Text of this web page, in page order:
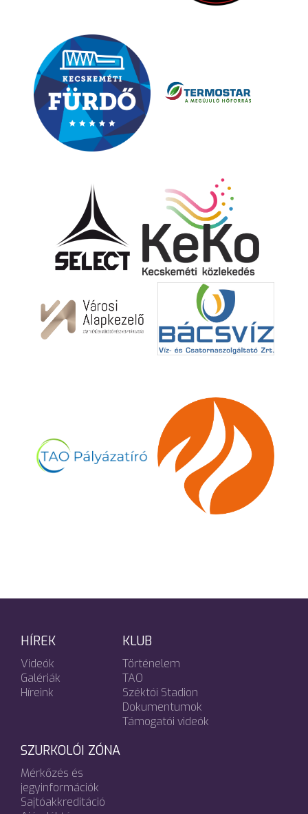
HÍREK
Videók
Galériák
Híreink
KLUB
Történelem
TAO
Széktói Stadion
Dokumentumok
Támogatói videók
SZURKOLÓI ZÓNA
Mérkőzés és
jegyinformációk
Sajtóakkreditáció